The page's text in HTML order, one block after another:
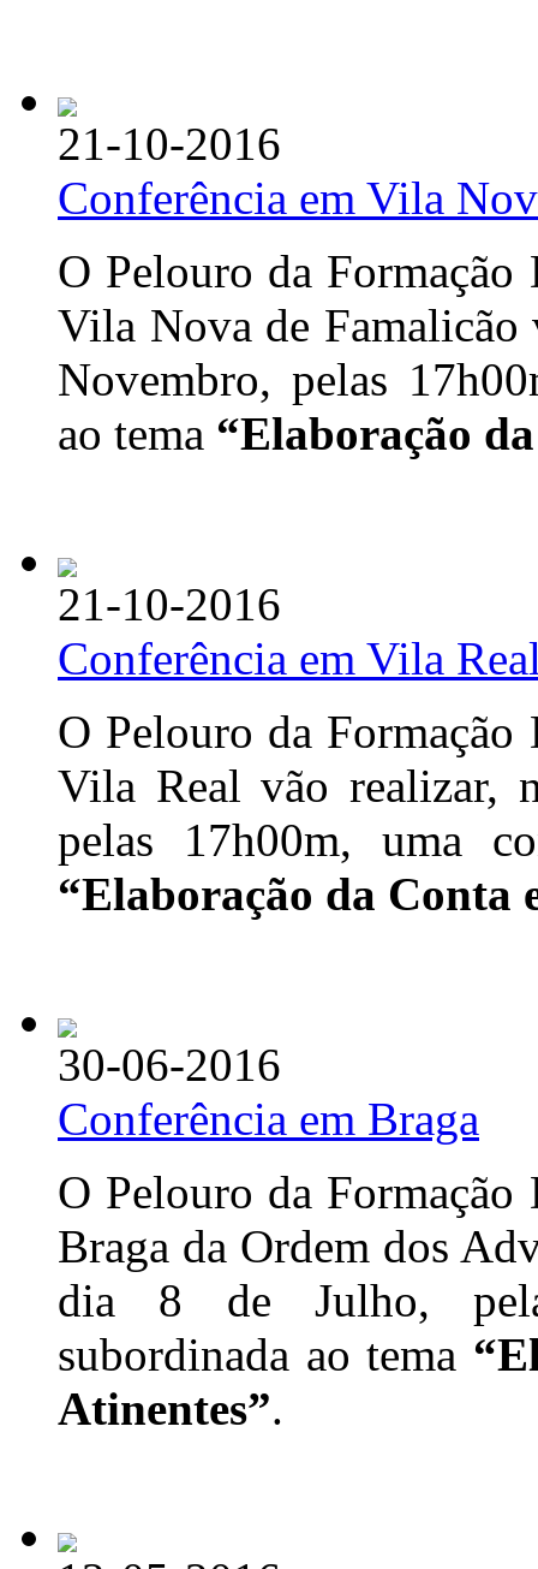
21-10-2016
Conferência em Vila
O Pelouro da Formação
Vila Nova de
Novembro, pelas
ao tema “Elaboração
21-10-2016
Conferência em Vila
O Pelouro da Formação
Vila Real vão realizar,
pelas 17h00m, uma
“Elaboração da Conta
30-06-2016
Conferência em Braga
O Pelouro da Formação
Braga da Ordem dos
dia 8 de Julho,
subordinada ao tema
Atinentes”.